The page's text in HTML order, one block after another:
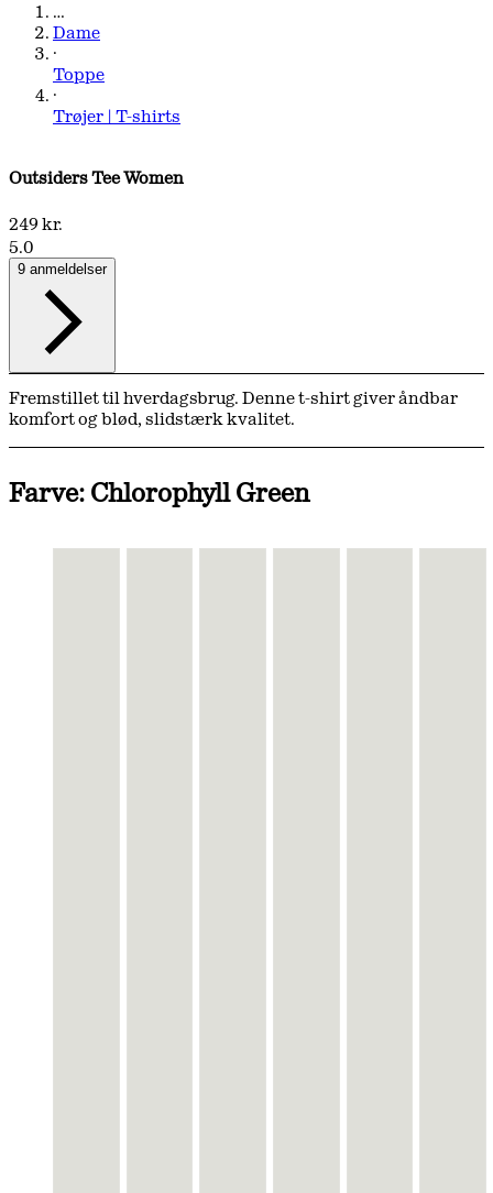
…
Dame
·
Toppe
·
Trøjer | T-shirts
Outsiders Tee Women
249 kr.
5.0
9 anmeldelser
Fremstillet til hverdagsbrug. Denne t-shirt giver åndbar
komfort og blød, slidstærk kvalitet.
Farve: Chlorophyll Green